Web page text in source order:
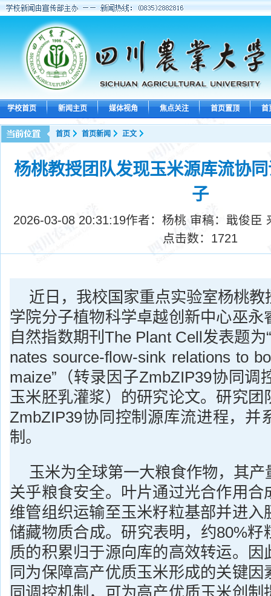
学校首页 新闻主页 媒体视角 焦点关注 首页置顶 首
首页 首页新闻 正文
杨桃教授团队发现玉米源库流协
子
2026-03-08 20:31:19作者：杨桃 审稿：戢俊臣
点击数： 1721
近日，我校国家重点实验室杨桃
学院分子植物科学卓越创新中心巫永
自然指数期刊The Plant Cell发表题为
nates source-flow-sink relations to
maize”（转录因子ZmbZIP39协同调
玉米胚乳灌浆）的研究论文。研究团
ZmbZIP39协同控制源库流进程，并
制。
玉米为全球第一大粮食作物，其
关乎粮食安全。叶片通过光合作用合
维管组织运输至玉米籽粒基部并进入
储藏物质合成。研究表明，约80%籽
质的积累归于源向库的高效转运。因
同为保障高产优质玉米形成的关键因
同调控机制，可为高产优质玉米创制